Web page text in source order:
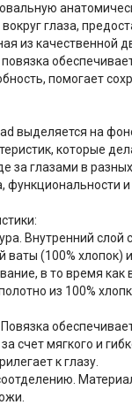
вокруг глаза,
из качественной
помогает
выделяется на
которые
за глазами в
функциональности и
Внутренний слой
ваты (100% хлопок)
в то время как
из 100%
счет мягкого и
к глазу.